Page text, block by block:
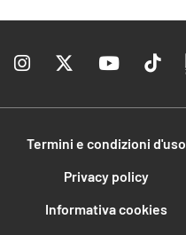
Termini e condizioni d'uso
Privacy policy
Informativa cookies